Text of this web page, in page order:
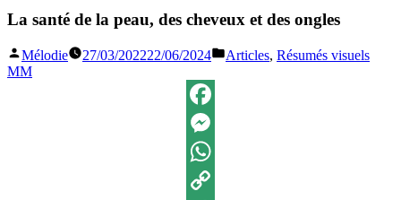
La santé de la peau, des cheveux et des ongles
Publié
par
Mélodie 27/03/202222/06/2024
Publié
Articles, Résumés visuels
MM
Facebook
Messenger
WhatsApp